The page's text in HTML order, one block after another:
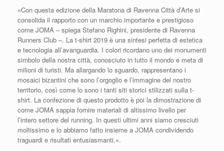
«Con questa edizione della Maratona di Ravenna Città d’Arte si
consolida il rapporto con un marchio importante e prestigioso
come JOMA – spiega Stefano Righini, presidente di Ravenna
Runners Club –. La t-shirt 2019 è una sintesi perfetta di estetica
e tecnologia all’avanguardia. I colori ricordano uno dei monumenti
simbolo della nostra città, conosciuto in tutto il mondo e meta di
milioni di turisti. Ma allargando lo sguardo, rappresentano i
mosaici bizantini che sono l’orgoglio e l’immagine del nostro
territorio, così come lo sono i tanti siti storici stilizzati sulla t-
shirt. La confezione di questo prodotto è poi la dimostrazione di
come JOMA sappia fornire materiali di altissimo livello per
l’intero settore del running. In questi ultimi anni siamo cresciuti
moltissimo e lo abbiamo fatto insieme a JOMA condividendo
traguardi e risultati entusiasmanti.».